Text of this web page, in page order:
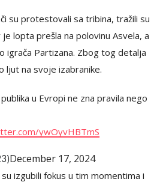
su protestovali sa tribina, tražili su
lopta prešla na polovinu Asvela, a
igrača Partizana. Zbog tog detalja
ljut na svoje izabranike.
u Evropi ne zna pravila nego
ywOyvHBTmS
December 17, 2024
izgubili fokus u tim momentima i